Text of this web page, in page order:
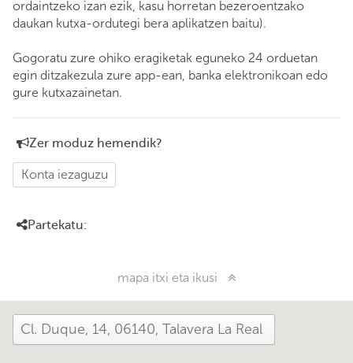
ordaintzeko izan ezik, kasu horretan bezeroentzako
daukan kutxa-ordutegi bera aplikatzen baitu).
Gogoratu zure ohiko eragiketak eguneko 24 orduetan
egin ditzakezula zure app-ean, banka elektronikoan edo
gure kutxazainetan.
Zer moduz hemendik?
Konta iezaguzu
Partekatu:
mapa itxi eta ikusi